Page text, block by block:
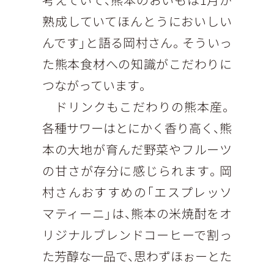
熟成していてほんとうにおいしい
んです」と語る岡村さん。そういっ
た熊本食材への知識がこだわりに
つながっています。
ドリンクもこだわりの熊本産。
各種サワーはとにかく香り高く、熊
本の大地が育んだ野菜やフルーツ
の甘さが存分に感じられます。岡
村さんおすすめの「エスプレッソ
マティーニ」は、熊本の米焼酎をオ
リジナルブレンドコーヒーで割っ
た芳醇な一品で、思わずほぉーとた